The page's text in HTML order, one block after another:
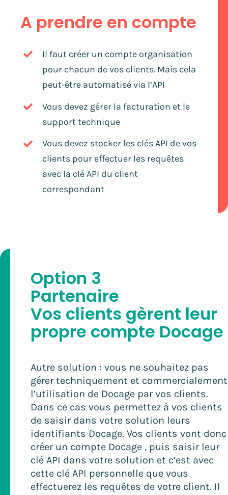
A prendre en compte
Il faut créer un compte organisation
pour chacun de vos clients. Mais cela
peut-être automatisé via l’API
Vous devez gérer la facturation et le
support technique
Vous devez stocker les clés API de vos
clients pour effectuer les requêtes
avec la clé API du client
correspondant
Option 3
Partenaire
Vos clients gèrent leur
propre compte Docage
Autre solution : vous ne souhaitez pas
gérer techniquement et commercialement
l’utilisation de Docage par vos clients.
Dans ce cas vous permettez à vos clients
de saisir dans votre solution leurs
identifiants Docage. Vos clients vont donc
créer un compte Docage , puis saisir leur
clé API dans votre solution et c’est avec
cette clé API personnelle que vous
effectuerez les requêtes de votre client. Il